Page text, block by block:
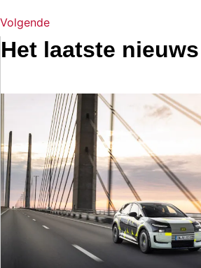
Volgende
Het laatste nieuws